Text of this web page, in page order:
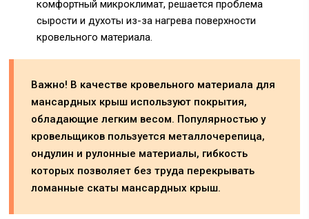
комфортный микроклимат, решается проблема
сырости и духоты из-за нагрева поверхности
кровельного материала.
Важно! В качестве кровельного материала для
мансардных крыш используют покрытия,
обладающие легким весом. Популярностью у
кровельщиков пользуется металлочерепица,
ондулин и рулонные материалы, гибкость
которых позволяет без труда перекрывать
ломанные скаты мансардных крыш.